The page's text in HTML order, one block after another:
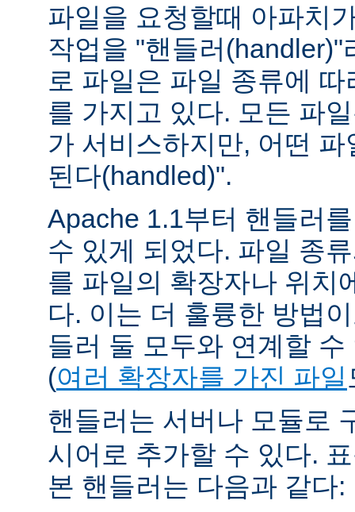
파일을 요청할때 아파치
작업을 "핸들러(handler)"
로 파일은 파일 종류에
를 가지고 있다. 모든 파
가 서비스하지만, 어떤
된다(handled)".
Apache 1.1부터 핸들러
수 있게 되었다. 파일 종
를 파일의 확장자나 위치
다. 이는 더 훌륭한 방법
들러 둘 모두와 연계할
(여러 확장자를 가진 파일
핸들러는 서버나 모듈로
시어로 추가할 수 있다.
본 핸들러는 다음과 같다: